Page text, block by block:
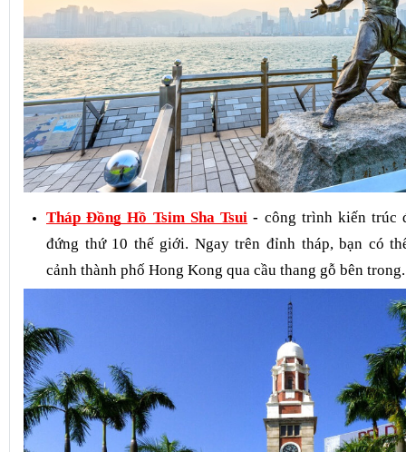
Tháp Đồng Hồ Tsim Sha Tsui -công trình kiến trúc
đứng thứ 10 thế giới. Ngay trên đỉnh tháp, bạn có
cảnh thành phố Hong Kong qua cầu thang gỗ bên trong.